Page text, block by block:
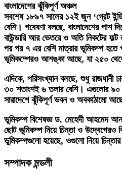
বাংলাদেশের ঝুঁকিপূর্ণ অঞ্চল
সবশেষ ১৮৯৭ সালের ১২ই জুন ‘গ্রেট
বেশি। গবেষণা বলছে, বাংলাদেশের পাশ
বাউন্ডারি আর ভেতরে ও অতি নিকটের
পর পর ৭ এর বেশি মাত্রার ভূমিকম্প হতে
ভূমিকম্পেরও আশঙ্কা আছে, যা ২৫০
এদিকে, পরিসংখ্যান বলছে, শুধু রাজধানী
৩০ শতাংশই ৬ তলার বেশি। এগুলোর
সারাদেশে ঝুঁকিপূর্ণ ভবন ও অবকাঠামো
ভূমিকম্প বিশেষজ্ঞ ড. মেহেদী আহমেদ
ছোট ভূমিকম্প নিয়ে চিন্তা ও
ভূমিকম্পগুলো হয়েছে, ওগুলো নিয়ে
সম্পাদক মন্ডলী